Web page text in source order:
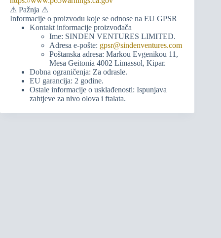
⚠ Pažnja ⚠
Informacije o proizvodu koje se odnose na EU GPSR
Kontakt informacije proizvođača
Ime: SINDEN VENTURES LIMITED.
Adresa e-pošte: gpsr@sindenventures.com
Poštanska adresa: Markou Evgenikou 11,
Mesa Geitonia 4002 Limassol, Kipar.
Dobna ograničenja: Za odrasle.
EU garancija: 2 godine.
Ostale informacije o usklađenosti: Ispunjava
zahtjeve za nivo olova i ftalata.